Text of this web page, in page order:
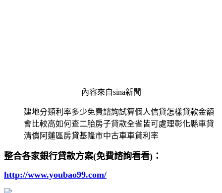
內容來自sina新聞
建地分類利率多少免費諮詢試算個人信貸怎樣貸款金額
會比較高如何查二胎房子貸款全省皆可處理彰化縣車貸
清償阿蓮區房貸基隆市中古車車貸利率
整合各家銀行貸款方案(免費諮詢看看)：
http://www.youbao99.com/